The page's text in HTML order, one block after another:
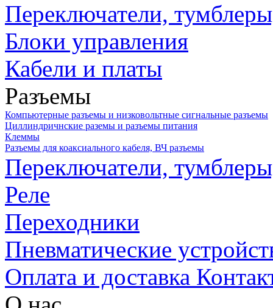
Переключатели,
Блоки управления
Кабели и платы
Разъемы
Компьютерные разъемы и низковольтные сигнальные разъемы
Циллиндричнские раземы и разъемы питания
Клеммы
Разъемы для коаксиального кабеля, ВЧ разъемы
Переключатели,
Реле
Переходники
Пневматические
Оплата и доставка